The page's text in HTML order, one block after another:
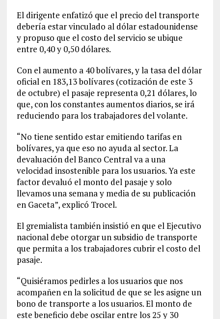
El dirigente enfatizó que el precio del transporte
debería estar vinculado al dólar estadounidense
y propuso que el costo del servicio se ubique
entre 0,40 y 0,50 dólares.
Con el aumento a 40 bolívares, y la tasa del dólar
oficial en 183,13 bolívares (cotización de este 3
de octubre) el pasaje representa 0,21 dólares, lo
que, con los constantes aumentos diarios, se irá
reduciendo para los trabajadores del volante.
“No tiene sentido estar emitiendo tarifas en
bolívares, ya que eso no ayuda al sector. La
devaluación del Banco Central va a una
velocidad insostenible para los usuarios. Ya este
factor devaluó el monto del pasaje y solo
llevamos una semana y media de su publicación
en Gaceta”, explicó Trocel.
El gremialista también insistió en que el Ejecutivo
nacional debe otorgar un subsidio de transporte
que permita a los trabajadores cubrir el costo del
pasaje.
“Quisiéramos pedirles a los usuarios que nos
acompañen en la solicitud de que se les asigne un
bono de transporte a los usuarios. El monto de
este beneficio debe oscilar entre los 25 y 30